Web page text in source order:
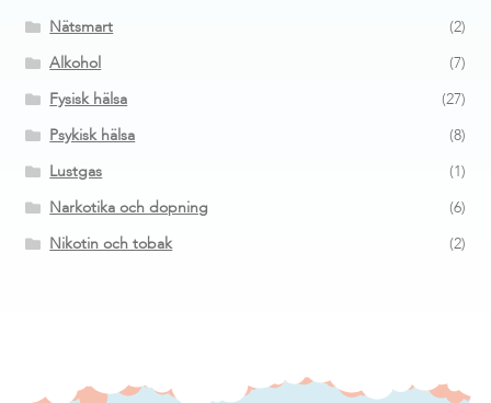
Nätsmart (2)
Alkohol (7)
Fysisk hälsa (27)
Psykisk hälsa (8)
Lustgas (1)
Narkotika och dopning (6)
Nikotin och tobak (2)